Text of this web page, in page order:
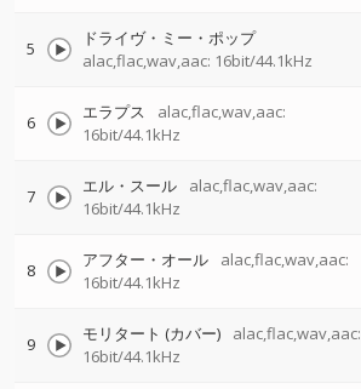
5
ドライヴ・ミー・ポップ
alac,flac,wav,aac: 16bit/44.1kHz
6 エラプス
alac,flac,wav,aac:
16bit/44.1kHz
7 エル・スール
alac,flac,wav,aac:
16bit/44.1kHz
8 アフター・オール
alac,flac,wav,aac:
16bit/44.1kHz
9 モリタート (カバー)
alac,flac,wav,aac:
16bit/44.1kHz